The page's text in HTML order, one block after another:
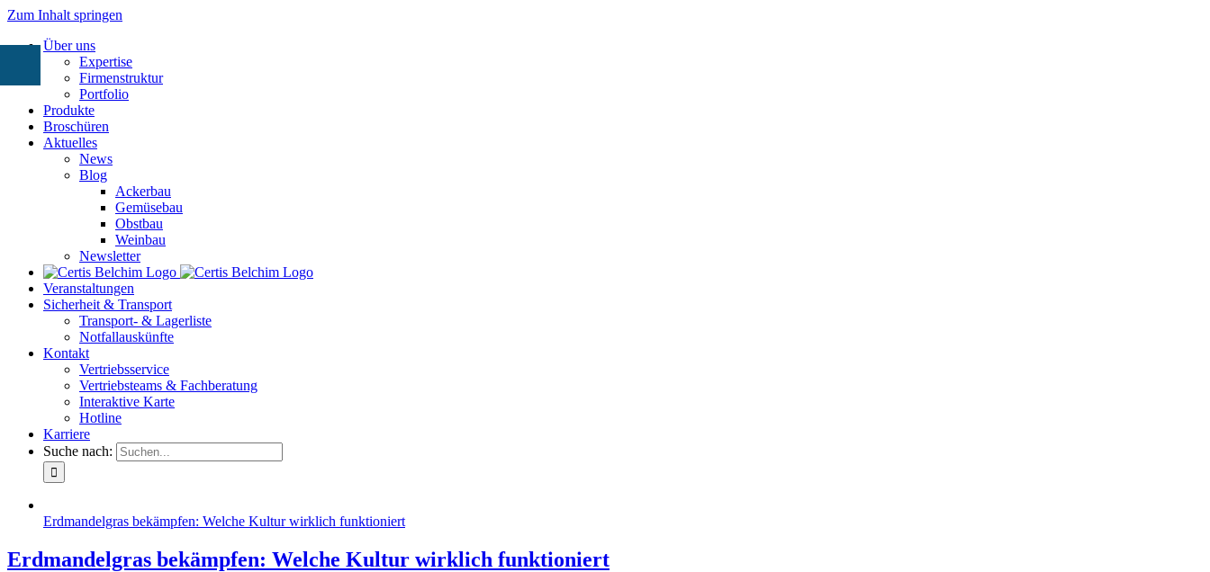
Zum Inhalt springen
Über uns
Expertise
Firmenstruktur
Portfolio
Produkte
Broschüren
Aktuelles
News
Blog
Ackerbau
Gemüsebau
Obstbau
Weinbau
Newsletter
Veranstaltungen
Sicherheit & Transport
Transport- & Lagerliste
Notfallauskünfte
Kontakt
Vertriebsservice
Vertriebsteams & Fachberatung
Interaktive Karte
Hotline
Karriere
Suche nach:
Erdmandelgras bekämpfen: Welche Kultur wirklich funktioniert
Erdmandelgras bekämpfen: Welche Kultur wirklich funktioniert